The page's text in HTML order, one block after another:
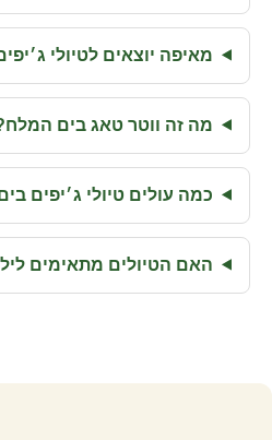
מאיפה יוצאים לטיולי
מה זה ווטר טאג בים
כמה עולים טיולי ג׳יפים
האם הטיולים מתאימים